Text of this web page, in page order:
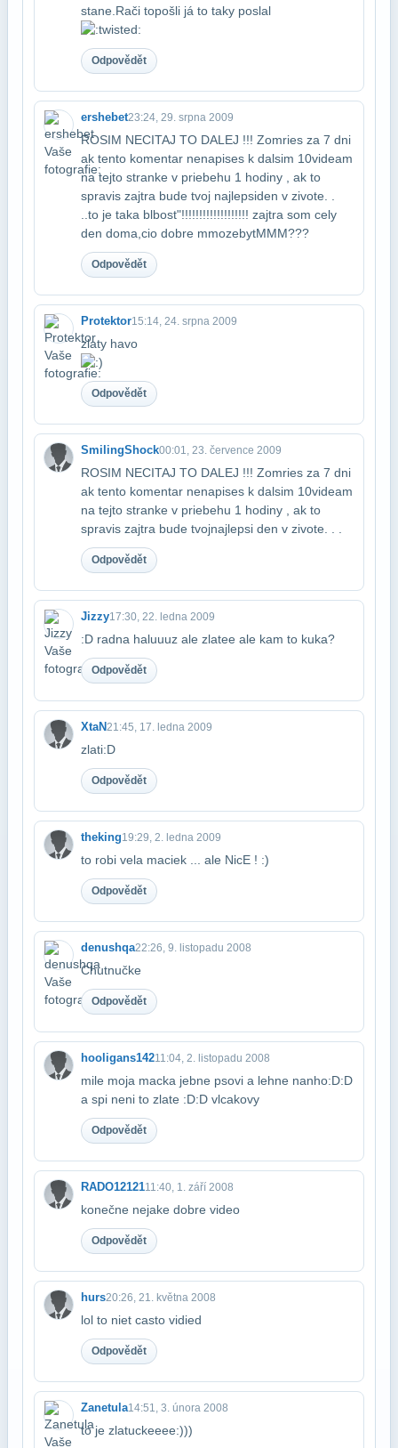
stane.Rači to​pošli já to taky poslal
Odpovědět
ershebet23:24, 29. srpna 2009
ROSIM NECITAJ TO DALEJ !!! Zomries za 7 dni
ak tento komentar nenapises k dalsim 10​videam
na tejto stranke v priebehu 1 hodiny , ak to
spravis zajtra bude tvoj najlepsi​den v zivote. .
..to je taka blbost"!!!!!!!!!!!!!!!!!!! zajtra som cely
den doma,cio dobre mmoze​bytMMM???
Odpovědět
Protektor15:14, 24. srpna 2009
zlaty havo
Odpovědět
SmilingShock00:01, 23. července 2009
ROSIM NECITAJ TO DALEJ !!! Zomries za 7 dni
ak tento komentar nenapises k dalsim 10​videam
na tejto stranke v priebehu 1 hodiny , ak to
spravis zajtra bude tvoj​najlepsi den v zivote. . .
Odpovědět
Jizzy17:30, 22. ledna 2009
:D radna haluuuz ale zlatee ale kam to kuka?
Odpovědět
XtaN21:45, 17. ledna 2009
zlati:D
Odpovědět
theking19:29, 2. ledna 2009
to robi vela maciek ... ale NicE ! :)
Odpovědět
denushqa22:26, 9. listopadu 2008
Chutnučke
Odpovědět
hooligans14211:04, 2. listopadu 2008
mile moja macka jebne psovi a lehne nanho:D:D
a spi neni to zlate :D:D vlcakovy
Odpovědět
RADO1212111:40, 1. září 2008
konečne nejake dobre video
Odpovědět
hurs20:26, 21. května 2008
lol to niet casto vidied
Odpovědět
Zanetula14:51, 3. února 2008
to je zlatuckeeee:)))